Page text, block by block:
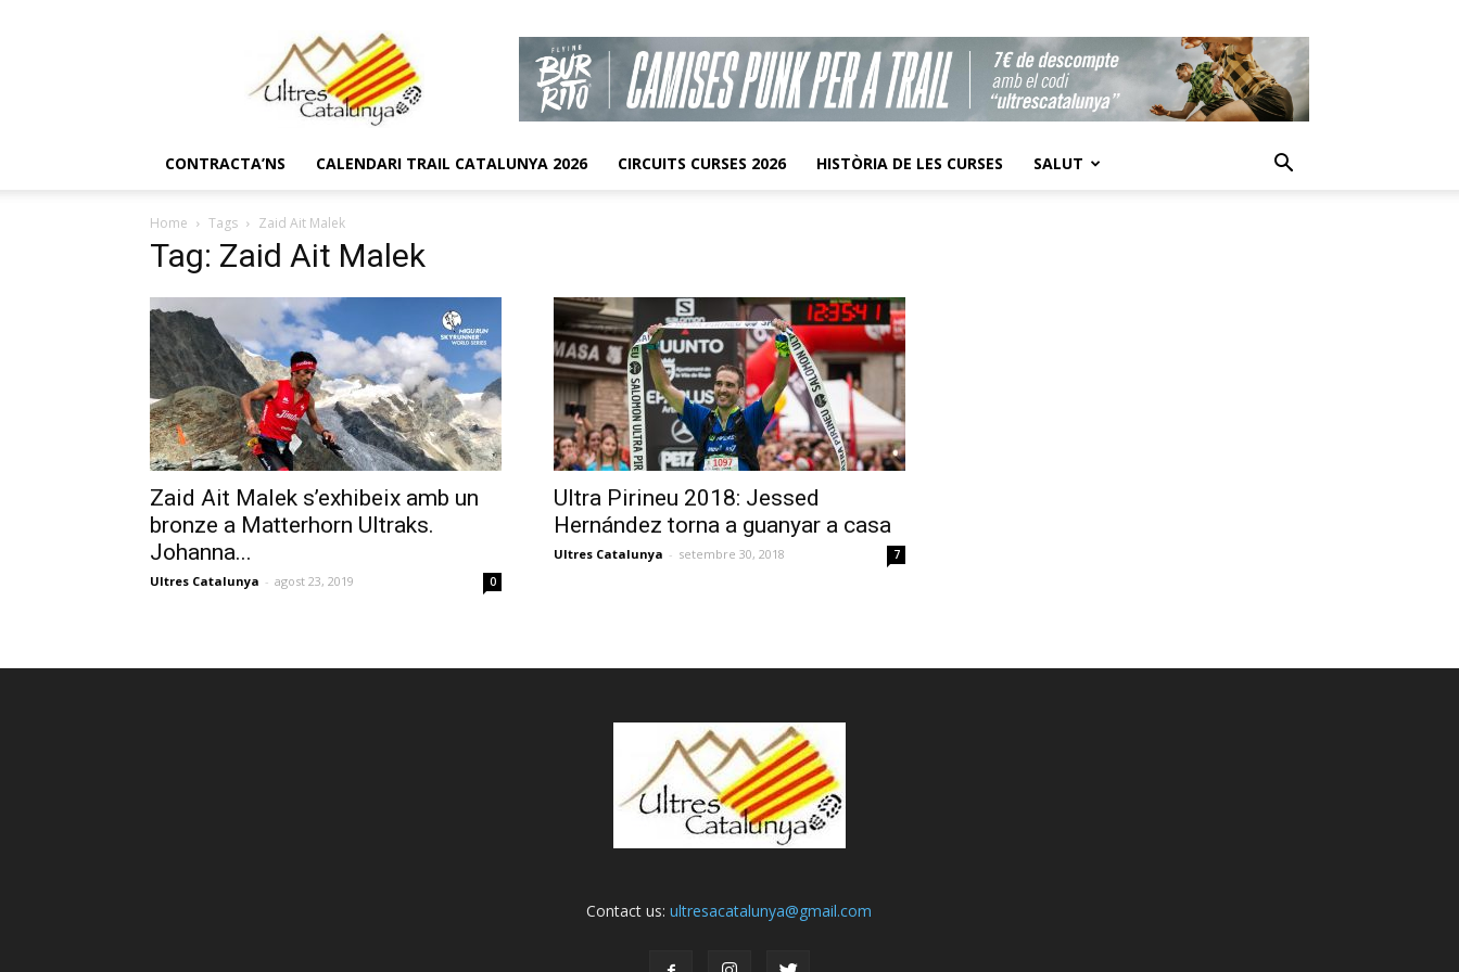
CONTRACTA’NS CALENDARI TRAIL CATALUNYA 2026 CIRCUITS CURSES 2026 HISTÒRIA DE LES CURSES SALUT
Home Tags Zaid Ait Malek
Tag: Zaid Ait Malek
Zaid Ait Malek s’exhibeix amb un
bronze a Matterhorn Ultraks.
Johanna...
Ultres Catalunya - agost 23, 2019 0
Ultra Pirineu 2018: Jessed
Hernández torna a guanyar a casa
Ultres Catalunya - setembre 30, 2018 7
Contact us:ultresacatalunya@gmail.com